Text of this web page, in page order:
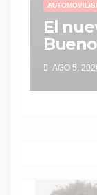
El
unAGO 5,